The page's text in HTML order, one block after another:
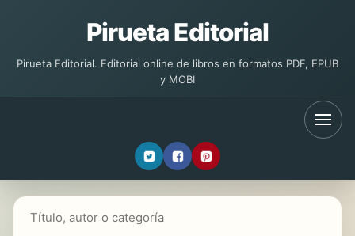
Pirueta Editorial
Pirueta Editorial. Editorial online de libros en formatos PDF, EPUB
y MOBI